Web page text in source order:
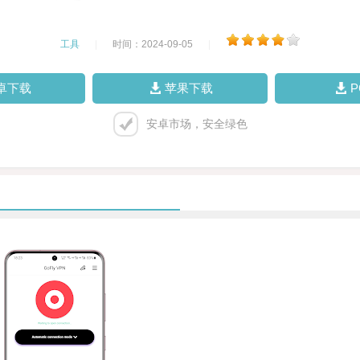
工具 时间：2024-09-05
下载 苹果下载
安卓市场，安全绿色